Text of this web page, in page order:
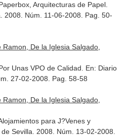
Arquitecturas de Papel.
. 2008. Núm. 11-06-2008. Pag. 50-
De la Iglesia Salgado,
Unas VPO de Calidad. En: Diario
27-02-2008. Pag. 58-58
De la Iglesia Salgado,
para J?Venes y
Sevilla . 2008. Núm. 13-02-2008.